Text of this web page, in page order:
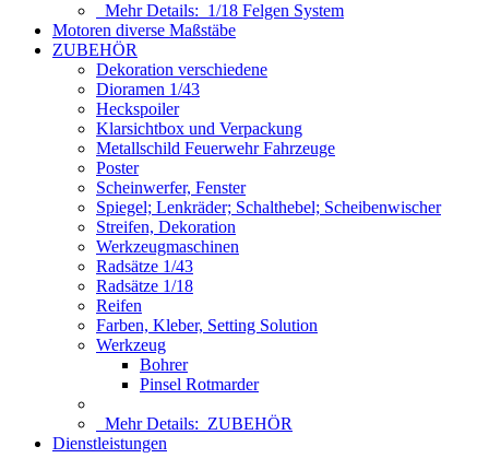
Mehr Details: 1/18 Felgen System
Motoren diverse Maßstäbe
ZUBEHÖR
Dekoration verschiedene
Dioramen 1/43
Heckspoiler
Klarsichtbox und Verpackung
Metallschild Feuerwehr Fahrzeuge
Poster
Scheinwerfer, Fenster
Spiegel; Lenkräder; Schalthebel; Scheibenwischer
Streifen, Dekoration
Werkzeugmaschinen
Radsätze 1/43
Radsätze 1/18
Reifen
Farben, Kleber, Setting Solution
Werkzeug
Bohrer
Pinsel Rotmarder
Mehr Details: ZUBEHÖR
Dienstleistungen